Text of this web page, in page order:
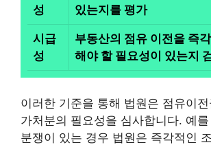
성
있는지를 평가
시급
성
부동산의 점유 이전을 즉
해야 할 필요성이 있는지
이러한 기준을 통해 법원은 점유이
가처분의 필요성을 심사합니다. 예
분쟁이 있는 경우 법원은 즉각적인